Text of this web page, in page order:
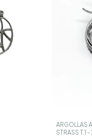
ARGOLLAS
STRASS T.1